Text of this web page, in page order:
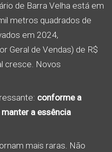
de Barra Velha está em
metros quadrados de
em 2024,
Geral de Vendas) de R$
cresce. Novos
conforme a
a essência
mais raras. Não